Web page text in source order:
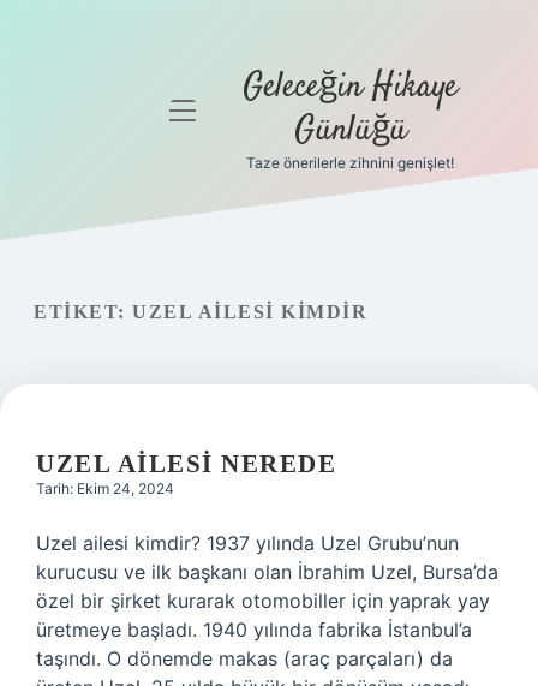
Gizlilik
Yasal Uyarı
Hakkımızda
menüyü Geleceğin Hikaye
Günlüğü
Taze önerilerle zihnini genişlet!
ETIKET: UZEL AILESI KIMDIR
UZEL AILESI NEREDE
Tarih: Ekim 24, 2024
Uzel ailesi kimdir? 1937 yılında Uzel Grubu’nun
kurucusu ve ilk başkanı olan İbrahim Uzel, Bursa’da
özel bir şirket kurarak otomobiller için yaprak yay
üretmeye başladı. 1940 yılında fabrika İstanbul’a
taşındı. O dönemde makas (araç parçaları) da